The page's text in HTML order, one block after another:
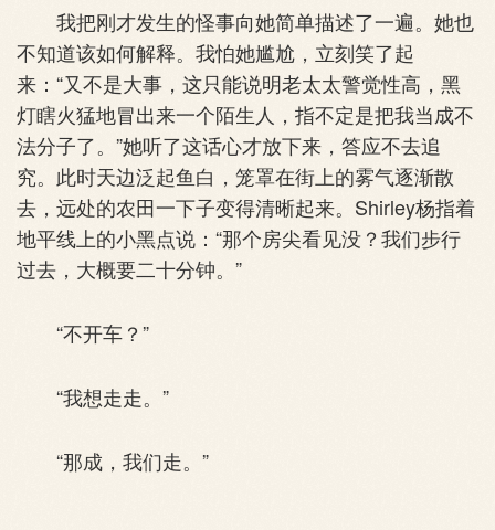
我把刚才发生的怪事向她简单描述了一遍。她也
不知道该如何解释。我怕她尴尬，立刻笑了起
来：“又不是大事，这只能说明老太太警觉性高，黑
灯瞎火猛地冒出来一个陌生人，指不定是把我当成不
法分子了。”她听了这话心才放下来，答应不去追
究。此时天边泛起鱼白，笼罩在街上的雾气逐渐散
去，远处的农田一下子变得清晰起来。Shirley杨指着
地平线上的小黑点说：“那个房尖看见没？我们步行
过去，大概要二十分钟。”
“不开车？”
“我想走走。”
“那成，我们走。”